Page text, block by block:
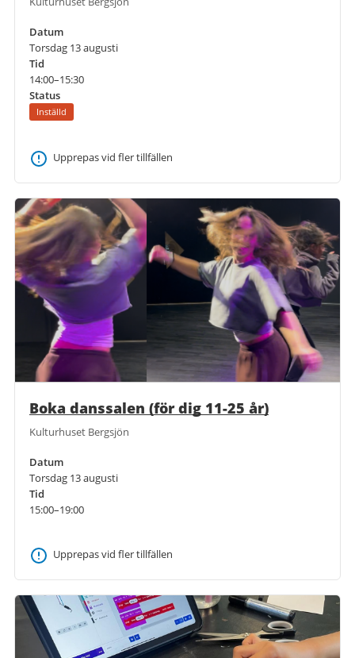
Datum
Torsdag 13 augusti
Tid
14:00–15:30
Status
Inställd
Upprepas vid fler tillfällen
Boka danssalen (för dig 11-25 år)
Kulturhuset Bergsjön
Datum
Torsdag 13 augusti
Tid
15:00–19:00
Upprepas vid fler tillfällen